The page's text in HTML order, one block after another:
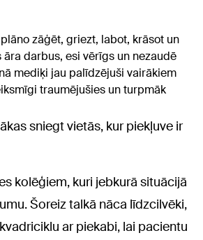
zāģēt, griezt, labot, krāsot un
darbus, esi vērīgs un nezaudē
mediķi jau palīdzējuši vairākiem
traumējušies un turpmāk
sniegt vietās, kur piekļuve ir
kolēģiem, kuri jebkurā situācijā
Šoreiz talkā nāca līdzcilvēki,
ar piekabi, lai pacientu